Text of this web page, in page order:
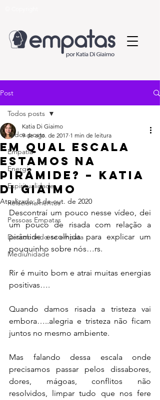
Post
Todos posts
Empatia
Energia
Espiritualidade
Relacionamentos
Pessoas Empatas
Descobrindo-se empata
Mediunidade
Todos posts
Em qual escala
estamos na
pirâmide? – Katia
Di Giaimo
Katia Di Giaimo
9 de ago. de 2017 1 min de leitura
Atualizado:8 de out. de 2020
Descontraí um pouco nesse vídeo, dei
um pouco de risada com relação a
pirâmide escolhida para explicar um
pouquinho sobre nós…rs.
Rir é muito bom e atrai muitas energias
positivas….
Quando damos risada a tristeza vai
embora…..alegria e tristeza não ficam
juntos no mesmo ambiente.
Mas falando dessa escala onde
precisamos passar pelos dissabores,
dores, mágoas, conflitos não
resolvidos, limpar tudo que nos fere